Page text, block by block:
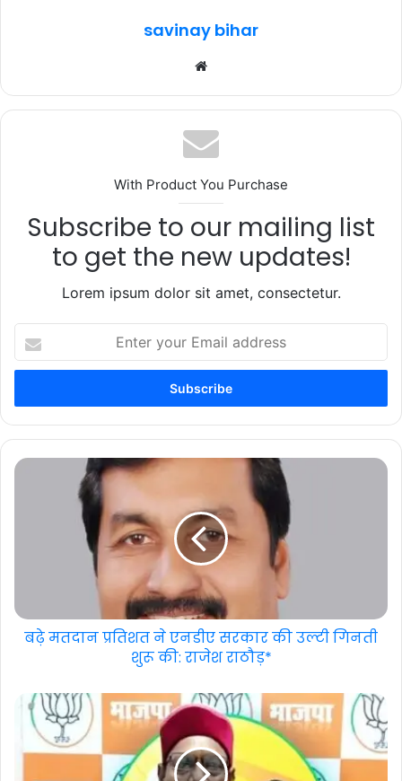
savinay bihar
With Product You Purchase
Subscribe to our mailing list
to get the new updates!
Lorem ipsum dolor sit amet, consectetur.
your
Email
बढ़े मतदान प्रतिशत ने एनडीए सरकार की उल्टी गिनती
शुरू की: राजेश राठौड़*